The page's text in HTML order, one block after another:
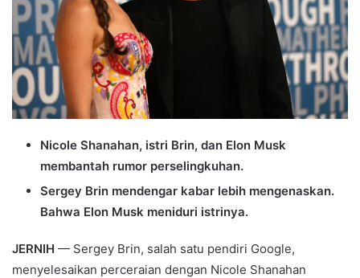
Nicole Shanahan, istri Brin, dan Elon Musk
membantah rumor perselingkuhan.
Sergey Brin mendengar kabar lebih mengenaskan.
Bahwa Elon Musk meniduri istrinya.
JERNIH — Sergey Brin, salah satu pendiri Google,
menyelesaikan perceraian dengan Nicole Shanahan